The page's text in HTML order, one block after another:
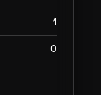
1
0